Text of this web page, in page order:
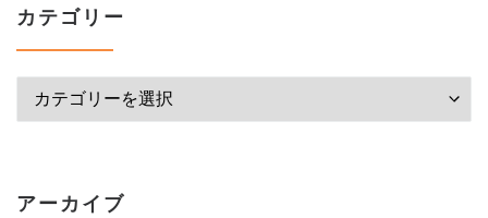
カテゴリー
カテゴリー
アーカイブ